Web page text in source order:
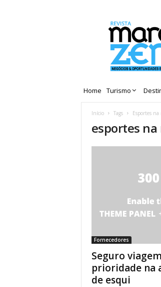
Home Turismo
Início Tags Esportes na
esportes na
Fornecedores
Seguro
prioridade na
de esqui